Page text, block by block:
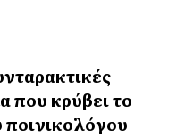
που κρύβει το